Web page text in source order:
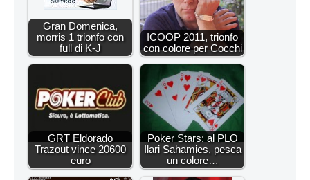
Gran Domenica,
morris 1 trionfo con
full di K-J
ICOOP 2011, trionfo
con colore per Cocchi
GRT Eldorado
Trazout vince 20600
euro
Poker Stars: al PLO
Ilari Sahamies, pesca
un colore…